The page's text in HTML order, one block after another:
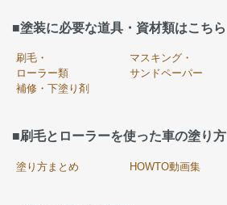
■塗装に必要な道具・資材類はこちら
刷毛・
ローラー類
マスキング・
サンドペーパー
補修・下塗り剤
■刷毛とローラーを使った車の塗り方
塗り方まとめ HOWTO動画集